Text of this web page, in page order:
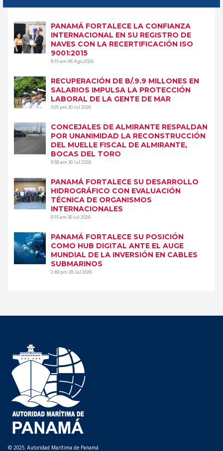
PANAMÁ FORTALECE LA CONFIANZA
INTERNACIONAL EN SU REGISTRO DE
NAVES CON LA RECERTIFICACIÓN ISO
9001:2015
9:15 am06 Ago 2026
RECUPERACIÓN DE B/.9.9 MILLONES EN
SALARIOS IMPULSA LA PROTECCIÓN
LABORAL DE LA GENTE DE MAR
3:05 pm30 Jul 2026
CONCEJALES DE ALMIRANTE RESPALDAN
POR UNANIMIDAD LA RECONSTRUCCIÓN
DEL MUELLE FISCAL DE ALMIRANTE,
BOCAS DEL TORO
9:58 am30 Jul 2026
PANAMÁ FORTALECE SU DESARROLLO
HIDROGRÁFICO CON EVALUACIÓN
TÉCNICA DE ORGANISMOS
INTERNACIONALES
9:15 am30 Jul 2026
PANAMÁ FORTALECE SU POSICIÓN
COMO HUB DIGITAL ANTE EL AUGE
MUNDIAL DE LA INVERSIÓN EN CABLES
SUBMARINOS
2:49 pm28 Jul 2026
© 2025. Autoridad Marítima de Panamá